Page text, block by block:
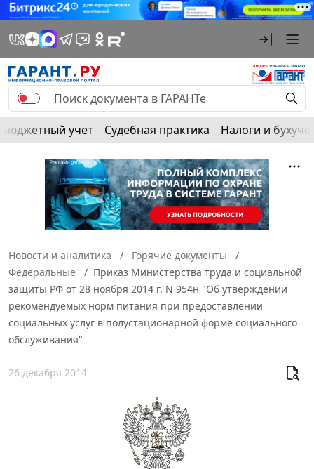
Бюджетный учет Судебная практика Налоги и
Новости и аналитика
Горячие документы
Федеральные
Приказ Министерства труда и социальной
защиты РФ от 28 ноября 2014 г. N 954н "Об утверждении
рекомендуемых норм питания при предоставлении
социальных услуг в полустационарной форме социального
обслуживания"
26 декабря 2014